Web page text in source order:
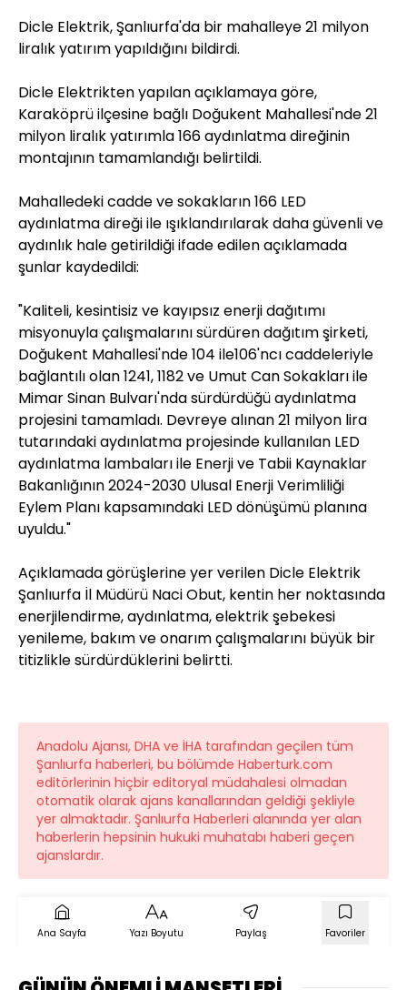
Dicle Elektrik, Şanlıurfa'da bir mahalleye 21 milyon
liralık yatırım yapıldığını bildirdi.
Dicle Elektrikten yapılan açıklamaya göre,
Karaköprü ilçesine bağlı Doğukent Mahallesi'nde 21
milyon liralık yatırımla 166 aydınlatma direğinin
montajının tamamlandığı belirtildi.
Mahalledeki cadde ve sokakların 166 LED
aydınlatma direği ile ışıklandırılarak daha güvenli ve
aydınlık hale getirildiği ifade edilen açıklamada
şunlar kaydedildi:
"Kaliteli, kesintisiz ve kayıpsız enerji dağıtımı
misyonuyla çalışmalarını sürdüren dağıtım şirketi,
Doğukent Mahallesi'nde 104 ile106'ncı caddeleriyle
bağlantılı olan 1241, 1182 ve Umut Can Sokakları ile
Mimar Sinan Bulvarı'nda sürdürdüğü aydınlatma
projesini tamamladı. Devreye alınan 21 milyon lira
tutarındaki aydınlatma projesinde kullanılan LED
aydınlatma lambaları ile Enerji ve Tabii Kaynaklar
Bakanlığının 2024-2030 Ulusal Enerji Verimliliği
Eylem Planı kapsamındaki LED dönüşümü planına
uyuldu."
Açıklamada görüşlerine yer verilen Dicle Elektrik
Şanlıurfa İl Müdürü Naci Obut, kentin her noktasında
enerjilendirme, aydınlatma, elektrik şebekesi
yenileme, bakım ve onarım çalışmalarını büyük bir
titizlikle sürdürdüklerini belirtti.
Anadolu Ajansı, DHA ve İHA tarafından geçilen tüm
Şanlıurfa haberleri, bu bölümde Haberturk.com
editörlerinin hiçbir editoryal müdahalesi olmadan
otomatik olarak ajans kanallarından geldiği şekliyle
yer almaktadır. Şanlıurfa Haberleri alanında yer alan
haberlerin hepsinin hukuki muhatabı haberi geçen
ajanslardır.
Ana Sayfa Yazı Boyutu Paylaş Favoriler